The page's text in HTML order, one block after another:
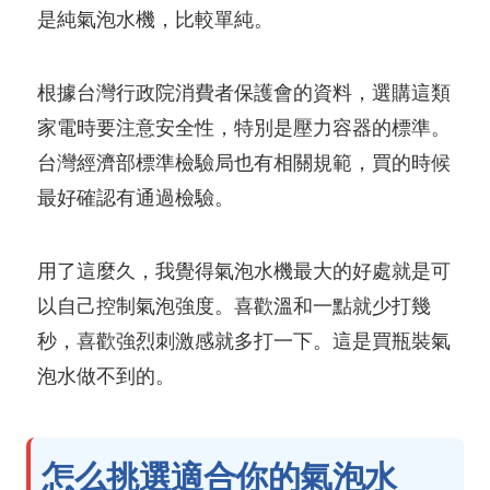
是純氣泡水機，比較單純。
根據台灣行政院消費者保護會的資料，選購這類
家電時要注意安全性，特別是壓力容器的標準。
台灣經濟部標準檢驗局也有相關規範，買的時候
最好確認有通過檢驗。
用了這麼久，我覺得氣泡水機最大的好處就是可
以自己控制氣泡強度。喜歡溫和一點就少打幾
秒，喜歡強烈刺激感就多打一下。這是買瓶裝氣
泡水做不到的。
怎么挑選適合你的氣泡水